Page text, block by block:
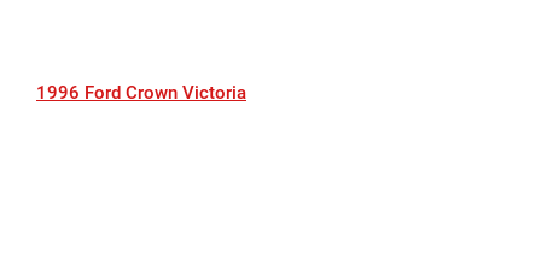
1996 Ford Crown Victoria